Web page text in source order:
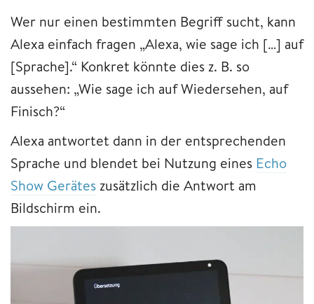
Wer nur einen bestimmten Begriff sucht, kann
Alexa einfach fragen „Alexa, wie sage ich […] auf
[Sprache].“ Konkret könnte dies z. B. so
aussehen: „Wie sage ich auf Wiedersehen, auf
Finisch?“
Alexa antwortet dann in der entsprechenden
Sprache und blendet bei Nutzung eines Echo
Show Geräteszusätzlich die Antwort am
Bildschirm ein.